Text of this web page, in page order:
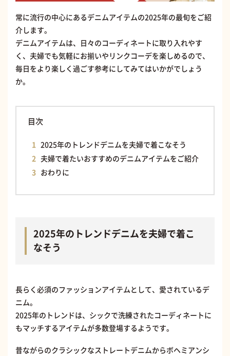
常に流行の中心にあるデニムアイテムの2025年の最旬をご紹
介します。
デニムアイテムは、日々のコーディネートに取り入れやす
く、夫婦でも気軽にお揃いやリンクコーデを楽しめるので、
毎日をより楽しく過ごす参考にしてみてはいかがでしょう
か。
目次
2025年のトレンドデニムを夫婦で着こなそう
夫婦で着たいおすすめのデニムアイテムをご紹介
おわりに
2025年のトレンドデニムを夫婦で着こ
なそう
長らく必須のファッションアイテムとして、愛されているデ
ニム。
2025年のトレンドは、シックで洗練されたコーディネートに
もマッチするアイテムが多数登場するようです。
昔ながらのクラシックなストレートデニムからボヘミアンシ